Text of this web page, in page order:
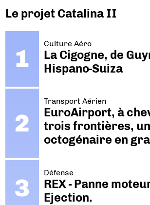
Le projet Catalina II
Culture Aéro
La Cigogne, de
Hispano-Suiza
Transport Aérien
EuroAirport, à
trois frontières, un
octogénaire en
Défense
REX - Panne
Ejection.